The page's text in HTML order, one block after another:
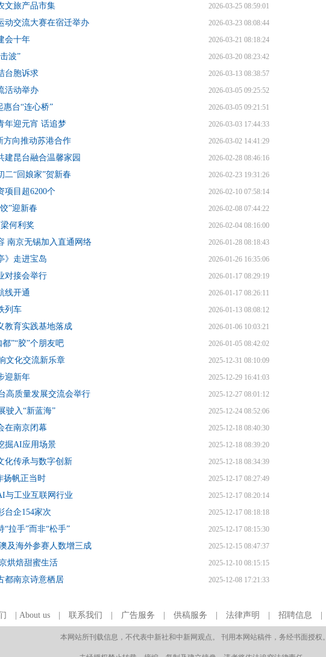
文旅产品市集 2026-03-25 08:59:01
动交流大赛在宿迁举办 2026-03-23 08:08:44
会十年 2026-03-21 08:18:24
波” 2026-03-20 08:23:42
台胞诉求 2026-03-13 08:38:57
活动举办 2026-03-05 09:25:52
惠台“连心桥” 2026-03-05 09:21:51
年迎元宵 话追梦 2026-03-03 17:44:33
方向推动苏港合作 2026-03-02 14:41:29
建昆台融合温馨家园 2026-02-28 08:46:16
二“回娘家”贺新春 2026-02-23 19:31:26
项目超6200个 2026-02-10 07:58:14
”迎新春 2026-02-08 07:44:22
何利奖 2026-02-04 08:16:00
南京无锡加入直通网络 2026-01-28 08:18:43
》走进宝岛 2026-01-26 16:35:06
对接会举行 2026-01-17 08:29:19
线开通 2026-01-17 08:26:11
列车 2026-01-13 08:08:12
教育实践基地落成 2026-01-06 10:03:21
”“胶”个朋友吧 2026-01-05 08:42:02
文化交流新乐章 2025-12-31 08:10:09
迎新年 2025-12-29 16:41:03
高质量发展交流会举行 2025-12-27 08:01:12
驶入“新蓝海” 2025-12-24 08:52:06
在南京闭幕 2025-12-18 08:40:30
掘AI应用场景 2025-12-18 08:39:20
化传承与数字创新 2025-12-18 08:34:39
扬帆正当时 2025-12-17 08:27:49
与工业互联网行业 2025-12-17 08:20:14
台企154家次 2025-12-17 08:18:18
拉手”而非“松手” 2025-12-17 08:15:30
及海外参赛人数增三成 2025-12-15 08:47:37
烘焙甜蜜生活 2025-12-10 08:15:15
都南京诗意栖居 2025-12-08 17:21:33
About us| 联系我们 广告服务 供稿服务 法律声明 招聘信息
本网站所刊载信息，不代表中新社和中新网观点。 刊用本网站稿件，务经书面授权。